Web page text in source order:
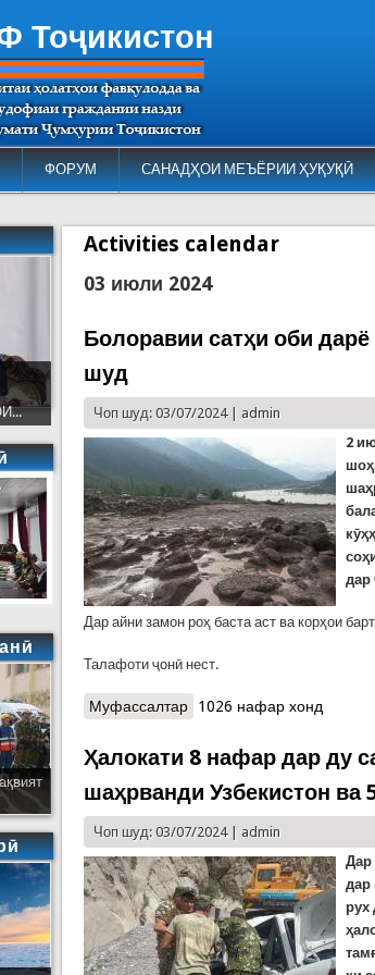
Тоҷикистон
ФОРУМ САНАДҲОИ МЕЪЁРИИ ҲУҚУҚӢ
Activities calendar
03 июли 2024
Болоравии сатҳи оби
шуд
Чоп шуд: 03/07/2024 | admin
2
дар
Дар айни замон роҳ баста аст ва корҳои
Талафоти ҷонӣ нест.
Муфассалтар о Болоравии сатҳи оби
1026 нафар хонд
Ҳалокати 8 нафар дар ду
шаҳрванди Узбекистон ва
Чоп шуд: 03/07/2024 | admin
Дар
дар
рух